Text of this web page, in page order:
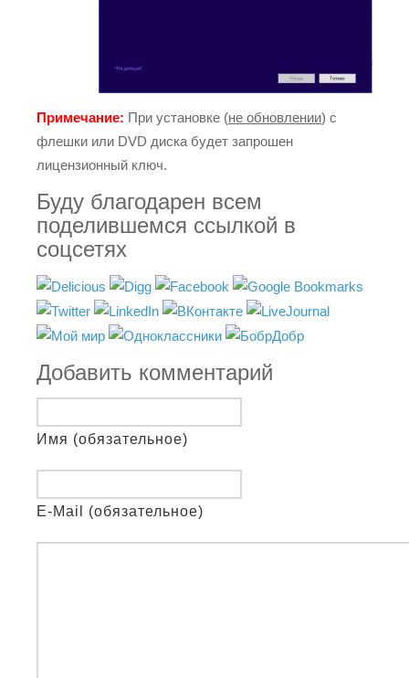
Примечание: При установке (не обновлении) с
флешки или DVD диска будет запрошен
лицензионный ключ.
Буду благодарен всем
поделившемся ссылкой в
соцсетях
Добавить комментарий
Имя (обязательное)
E-Mail (обязательное)